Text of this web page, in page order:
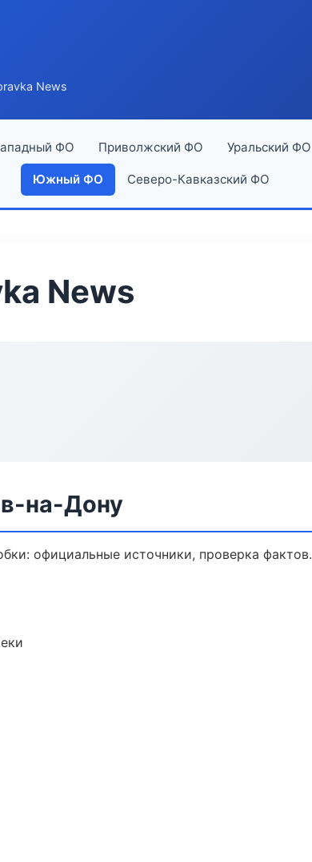
News
ФО Приволжский ФО Уральский ФО
Южный ФО Северо-Кавказский ФО
News
на-Дону
официальные источники, проверка фактов.